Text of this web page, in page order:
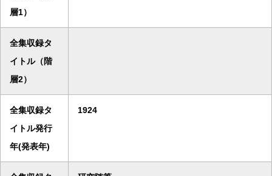
層1）
全集収録タ
イトル（階
層2）
全集収録タ
イトル発行
年(発表年)
1924